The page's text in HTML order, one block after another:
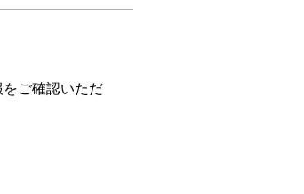
をご確認いただ